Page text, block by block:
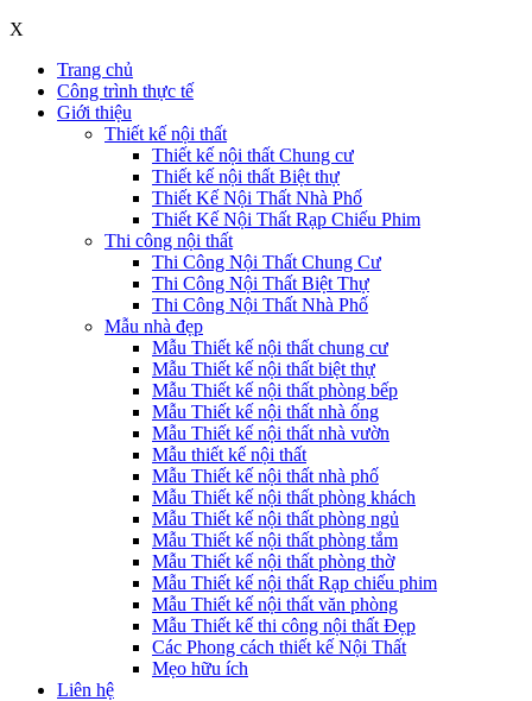
X
Trang chủ
Công trình thực tế
Giới thiệu
Thiết kế nội thất
Thiết kế nội thất Chung cư
Thiết kế nội thất Biệt thự
Thiết Kế Nội Thất Nhà Phố
Thiết Kế Nội Thất Rạp Chiếu Phim
Thi công nội thất
Thi Công Nội Thất Chung Cư
Thi Công Nội Thất Biệt Thự
Thi Công Nội Thất Nhà Phố
Mẫu nhà đẹp
Mẫu Thiết kế nội thất chung cư
Mẫu Thiết kế nội thất biệt thự
Mẫu Thiết kế nội thất phòng bếp
Mẫu Thiết kế nội thất nhà ống
Mẫu Thiết kế nội thất nhà vườn
Mẫu thiết kế nội thất
Mẫu Thiết kế nội thất nhà phố
Mẫu Thiết kế nội thất phòng khách
Mẫu Thiết kế nội thất phòng ngủ
Mẫu Thiết kế nội thất phòng tắm
Mẫu Thiết kế nội thất phòng thờ
Mẫu Thiết kế nội thất Rạp chiếu phim
Mẫu Thiết kế nội thất văn phòng
Mẫu Thiết kế thi công nội thất Đẹp
Các Phong cách thiết kế Nội Thất
Mẹo hữu ích
Liên hệ